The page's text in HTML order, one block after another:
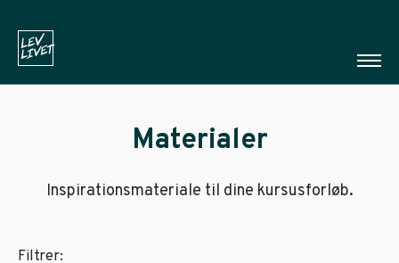
Materialer
Inspirationsmateriale til dine kursusforløb.
Filtrer: